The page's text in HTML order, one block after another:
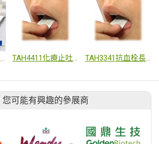
TAH3311抗血栓口溶膜 TAH4411化療止吐口溶膜 TAH3341抗血栓長效緩釋口溶膜
您可能有興趣的參展商